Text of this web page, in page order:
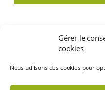
Gérer le
cookies
Nous utilisons des cookies pour